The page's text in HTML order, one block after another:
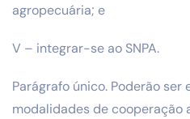
agropecuária; e
V – integrar-se ao SNPA.
Parágrafo único. Poderão
modalidades de cooperação